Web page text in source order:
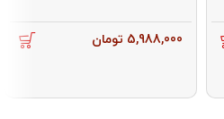
5,988,000 تومان